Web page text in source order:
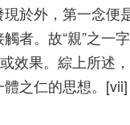
於外，第一念
者。故“親”之一
效果。綜上所述
之仁的思想。